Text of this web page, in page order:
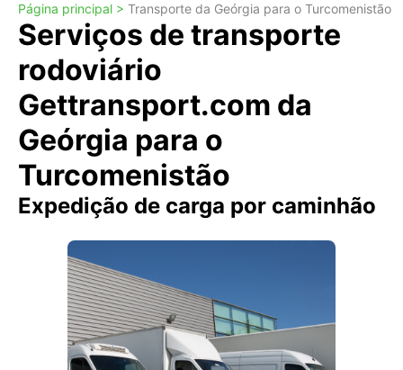
Página principal > Transporte da Geórgia para o Turcomenistão
Serviços de transporte
rodoviário
Gettransport.com da
Geórgia para o
Turcomenistão
Expedição de carga por caminhão